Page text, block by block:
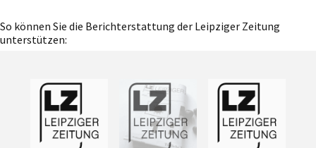
So können Sie die Berichterstattung der Leipziger Zeitung
unterstützen: